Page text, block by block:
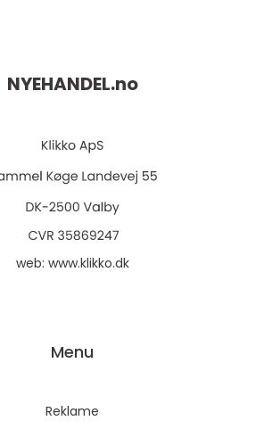
NYEHANDEL.no
web: www.klikko.dk
Menu
Reklame